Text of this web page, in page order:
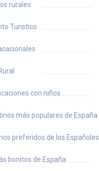
rurales
Turistico
con niños
más populares de España
preferidos de los Españoles
bonitos de España